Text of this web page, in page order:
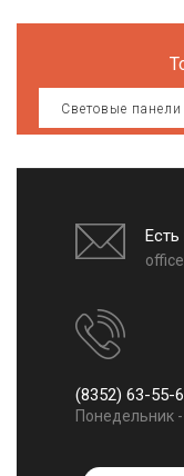
(8352) 63-55-
Понедельник